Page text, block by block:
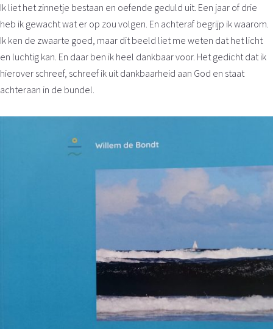
Ik liet het zinnetje bestaan en oefende geduld uit. Een jaar of drie
heb ik gewacht wat er op zou volgen. En achteraf begrijp ik waarom.
Ik ken de zwaarte goed, maar dit beeld liet me weten dat het licht
en luchtig kan. En daar ben ik heel dankbaar voor. Het gedicht dat ik
hierover schreef, schreef ik uit dankbaarheid aan God en staat
achteraan in de bundel.